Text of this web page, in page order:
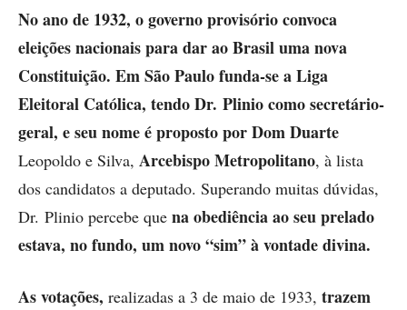
No ano de 1932, o governo provisório convoca
eleições nacionais para dar ao Brasil uma nova
Constituição. Em São Paulo funda-se a Liga
Eleitoral Católica, tendo Dr. Plinio como secretário-
geral, e seu nome é proposto por Dom Duarte
Leopoldo e Silva, Arcebispo Metropolitano, à lista
dos candidatos a deputado. Superando muitas dúvidas,
Dr. Plinio percebe que na obediência ao seu prelado
estava, no fundo, um novo “sim” à vontade divina.
As votações, realizadas a 3 de maio de 1933, trazem